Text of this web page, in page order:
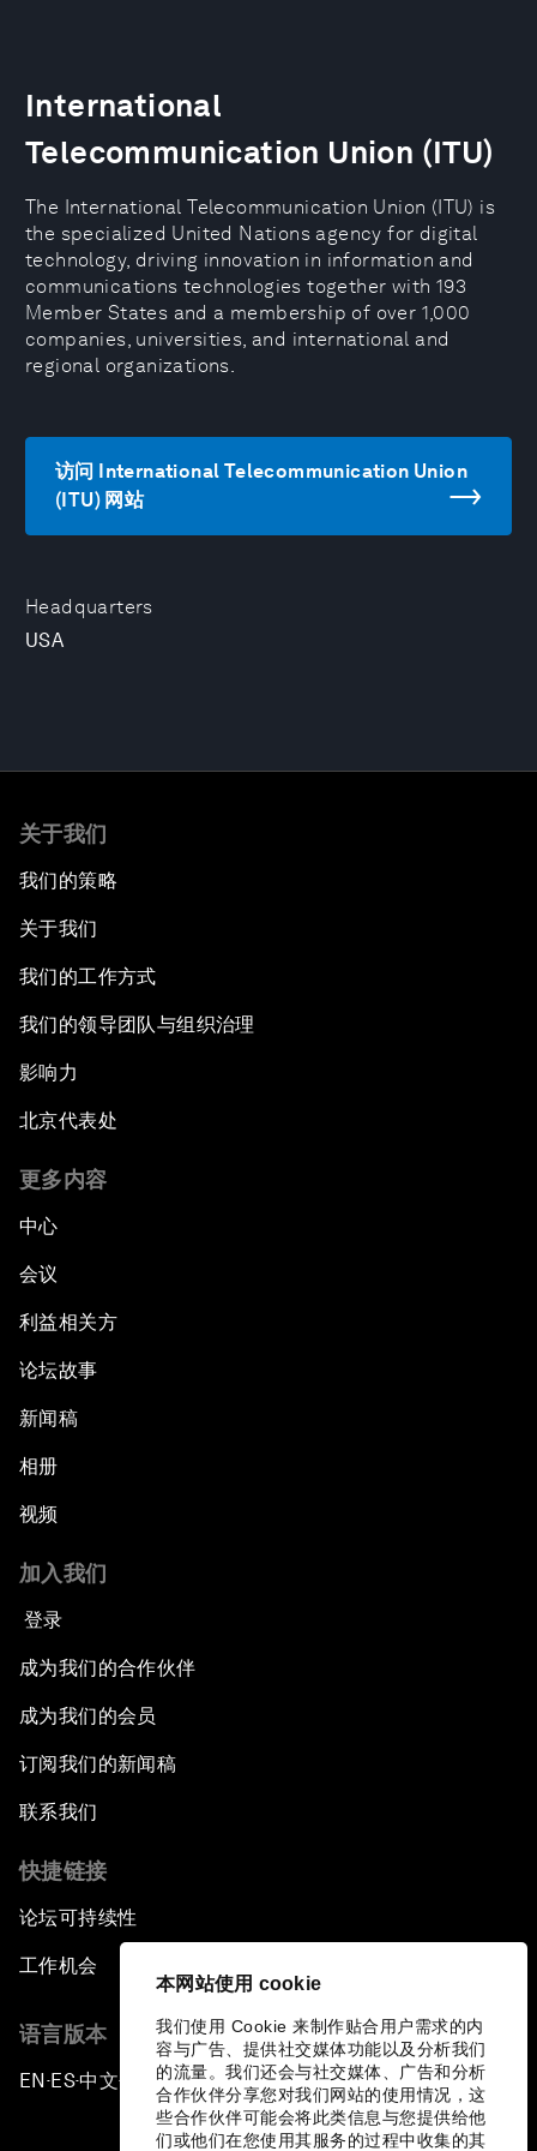
本网站使用 cookie
我们使用 Cookie 来制作贴合用户需求的内
容与广告、提供社交媒体功能以及分析我们
的流量。我们还会与社交媒体、广告和分析
合作伙伴分享您对我们网站的使用情况，这
些合作伙伴可能会将此类信息与您提供给他
们或他们在您使用其服务的过程中收集的其
Headquarters
USA
International
Telecommunication Union (ITU)
The International Telecommunication Union (ITU) is
the specialized United Nations agency for digital
technology, driving innovation in information and
communications technologies together with 193
Member States and a membership of over 1,000
companies, universities, and international and
regional organizations.
访问 International Telecommunication Union
(ITU) 网站
关于我们
我们的策略
关于我们
我们的工作方式
我们的领导团队与组织治理
影响力
北京代表处
更多内容
中心
会议
利益相关方
论坛故事
新闻稿
相册
视频
加入我们
登录
成为我们的合作伙伴
成为我们的会员
订阅我们的新闻稿
联系我们
快捷链接
论坛可持续性
工作机会
语言版本
EN ▪ES▪中文▪ 日本語